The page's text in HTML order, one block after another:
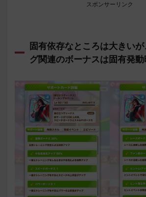
スポンサーリンク
固有依存なところは大きい
グ関連のボーナスは固有発